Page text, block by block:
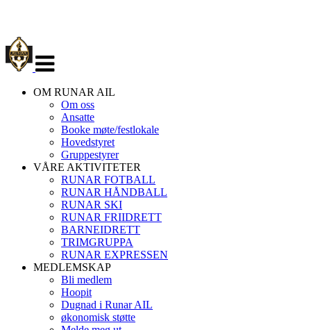
navigasjon
OM RUNAR AIL
Om oss
Ansatte
Booke møte/festlokale
Hovedstyret
Gruppestyrer
VÅRE AKTIVITETER
RUNAR FOTBALL
RUNAR HÅNDBALL
RUNAR SKI
RUNAR FRIIDRETT
BARNEIDRETT
TRIMGRUPPA
RUNAR EXPRESSEN
MEDLEMSKAP
Bli medlem
Hoopit
Dugnad i Runar AIL
økonomisk støtte